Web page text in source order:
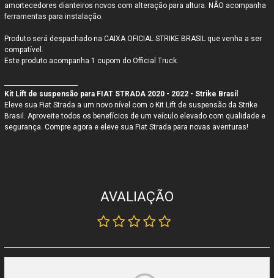
amortecedores dianteiros novos com alteração para altura. NÃO acompanha
ferramentas para instalação.
Produto será despachado na CAIXA OFICIAL STRIKE BRASIL que venha a ser
compatível.
Este produto acompanha 1 cupom do Official Truck.
Kit Lift de suspensão para FIAT STRADA 2020 - 2022 - Strike Brasil
Eleve sua Fiat Strada a um novo nível com o Kit Lift de suspensão da Strike
Brasil. Aproveite todos os benefícios de um veículo elevado com qualidade e
segurança. Compre agora e eleve sua Fiat Strada para novas aventuras!
AVALIAÇÃO